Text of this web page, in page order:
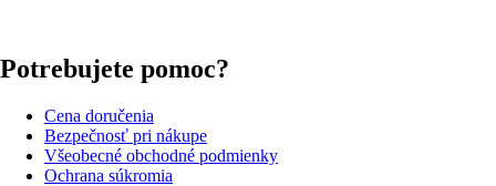
Potrebujete pomoc?
Cena doručenia
Bezpečnosť pri nákupe
Všeobecné obchodné podmienky
Ochrana súkromia